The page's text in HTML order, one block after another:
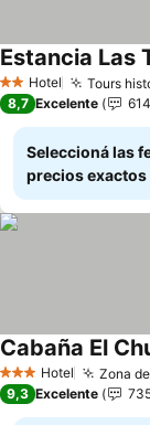
2 Estrellas
Hotel Tours
Estancia Las
8,7 Excelente 614
Seleccioná las
precios exactos
3 Estrellas
Hotel Zona
Cabaña El
9,3 Excelente